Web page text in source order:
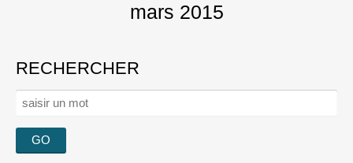
mars 2015
RECHERCHER
Rechercher :